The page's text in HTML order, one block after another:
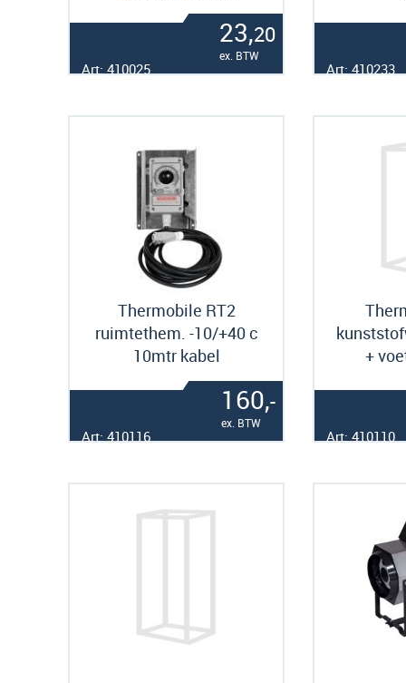
23,20
ex. BTW
Art: 410025 Art: 410233
Thermobile RT2
ruimtethem. -10/+40 c
10mtr kabel
160,-
ex. BTW
Art: 410116
+
Art: 410110